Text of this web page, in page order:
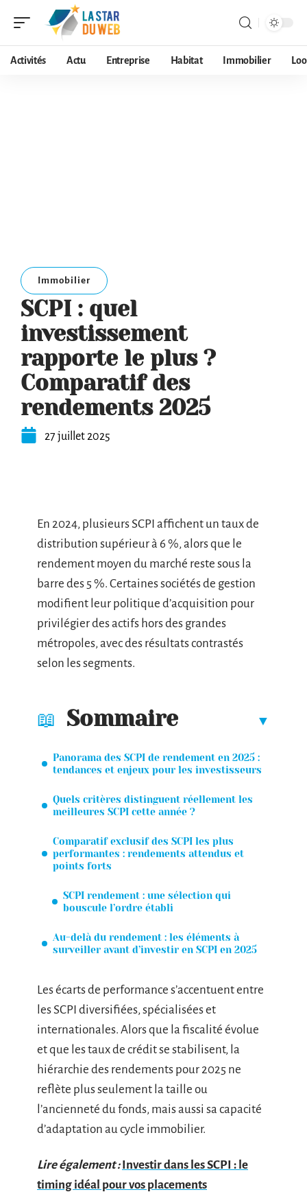
Activités Actu Entreprise Habitat Immobilier
Immobilier
SCPI : quel
investissement
rapporte le plus ?
Comparatif des
rendements 2025
27 juillet 2025
En 2024, plusieurs SCPI affichent un taux de
distribution supérieur à 6 %, alors que le
rendement moyen du marché reste sous la
barre des 5 %. Certaines sociétés de gestion
modifient leur politique d’acquisition pour
privilégier des actifs hors des grandes
métropoles, avec des résultats contrastés
selon les segments.
Sommaire
Panorama des SCPI de rendement en 2025 :
tendances et enjeux pour les investisseurs
Quels critères distinguent réellement les
meilleures SCPI cette année ?
Comparatif exclusif des SCPI les plus
performantes : rendements attendus et
points forts
SCPI rendement : une sélection qui
bouscule l’ordre établi
Au-delà du rendement : les éléments à
surveiller avant d’investir en SCPI en 2025
Les écarts de performance s’accentuent entre
les SCPI diversifiées, spécialisées et
internationales. Alors que la fiscalité évolue
et que les taux de crédit se stabilisent, la
hiérarchie des rendements pour 2025 ne
reflète plus seulement la taille ou
l’ancienneté du fonds, mais aussi sa capacité
d’adaptation au cycle immobilier.
Lire également : Investir dans les SCPI : le
timing idéal pour vos placements